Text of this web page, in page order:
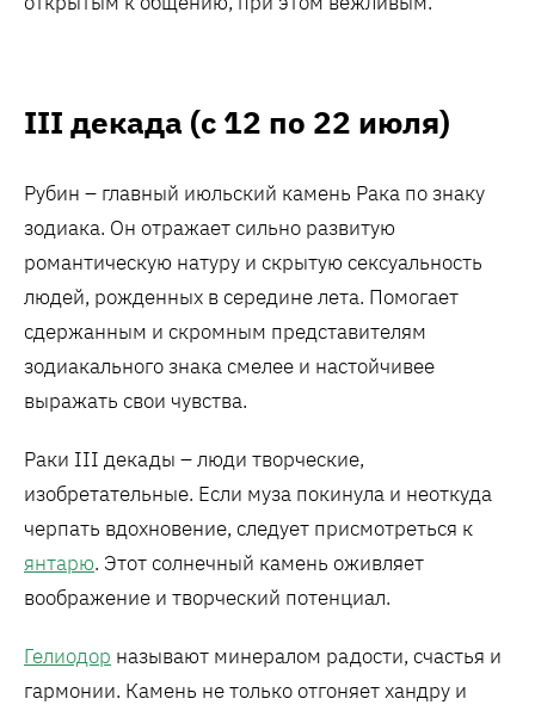
III декада (с 12 по 22 июля)
Рубин – главный июльский камень Рака по знаку
зодиака. Он отражает сильно развитую
романтическую натуру и скрытую сексуальность
людей, рожденных в середине лета. Помогает
сдержанным и скромным представителям
зодиакального знака смелее и настойчивее
выражать свои чувства.
Раки III декады – люди творческие,
изобретательные. Если муза покинула и неоткуда
черпать вдохновение, следует присмотреться к
янтарю. Этот солнечный камень оживляет
воображение и творческий потенциал.
Гелиодор называют минералом радости, счастья и
гармонии. Камень не только отгоняет хандру и